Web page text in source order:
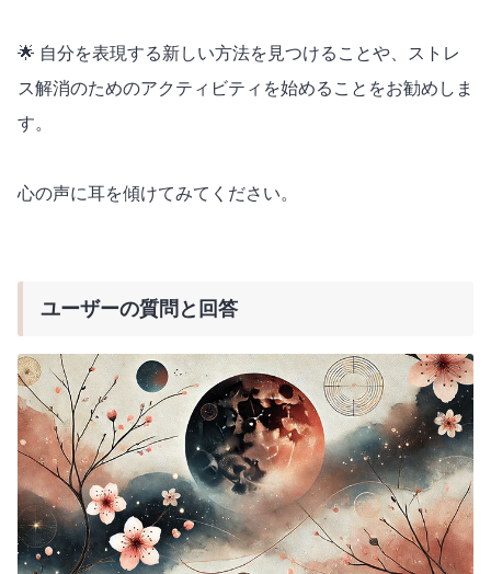
🌟 自分を表現する新しい方法を見つけることや、ストレ
ス解消のためのアクティビティを始めることをお勧めしま
す。
心の声に耳を傾けてみてください。
ユーザーの質問と回答